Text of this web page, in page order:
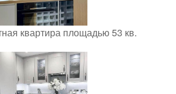
квартира площадью 53 кв.